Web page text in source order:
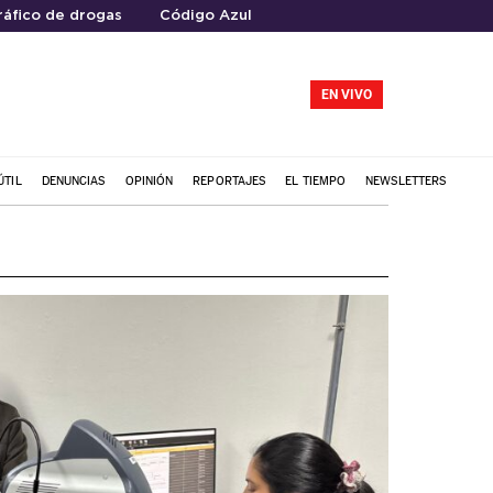
de drogas Código Azul
EN VIVO
DENUNCIAS OPINIÓN REPORTAJES EL TIEMPO NEWSLETTERS